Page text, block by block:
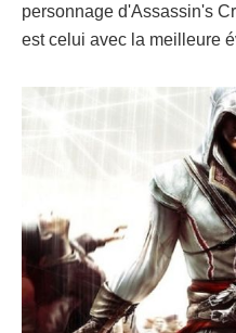
personnage d'Assassin's
est celui avec la meilleure